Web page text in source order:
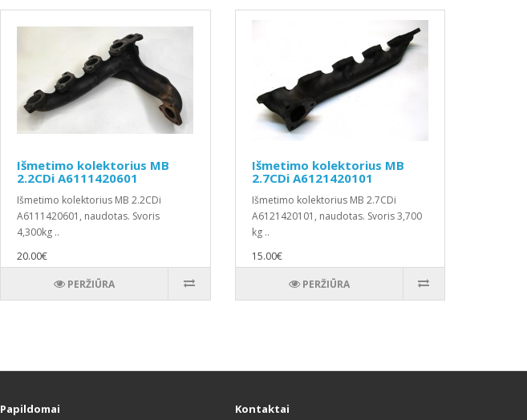
Išmetimo kolektorius MB
2.2CDi A6111420601
Išmetimo kolektorius MB 2.2CDi
A6111420601, naudotas. Svoris
4,300kg ..
20.00€
PERŽIŪRA
Išmetimo kolektorius MB
2.7CDi A6121420101
Išmetimo kolektorius MB 2.7CDi
A6121420101, naudotas. Svoris 3,700
kg ..
15.00€
PERŽIŪRA
Papildomai Kontaktai